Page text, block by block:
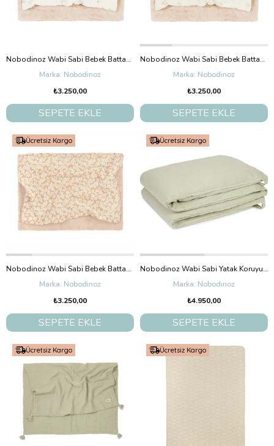
Nobodinoz Wabi Sabi Bebek Battaniye, Blossom
Nobodinoz
₺3.250,00
SEPETE EKLE
Nobodinoz Wabi Sabi Bebek Battaniye, Brown Hoshi Birds
Nobodinoz
₺3.250,00
SEPETE EKLE
Nobodinoz Wabi Sabi Bebek Battaniye, Golden Brown Sakura
Nobodinoz
₺3.250,00
SEPETE EKLE
Ücretsiz Kargo
Nobodinoz Wabi Sabi Yatak Koruyucu Nest, Green Matcha
Nobodinoz
₺4.950,00
SEPETE EKLE
Ücretsiz Kargo
Ücretsiz Kargo Ücretsiz Kargo